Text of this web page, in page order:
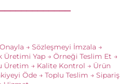
→ Sözleşmeyi İmzala →
Üretimi Yap → Örneği Teslim Et →
Üretim → Kalite Kontrol → Ürün
Öde → Toplu Teslim → Sipariş